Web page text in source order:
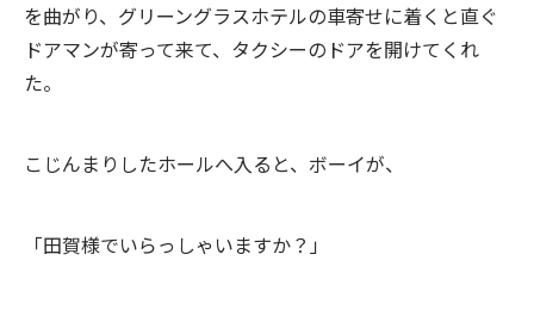
を曲がり、グリーングラスホテルの車寄せに着くと直ぐ
ドアマンが寄って来て、タクシーのドアを開けてくれ
た。
こじんまりしたホールへ入ると、ボーイが、
「田賀様でいらっしゃいますか？」